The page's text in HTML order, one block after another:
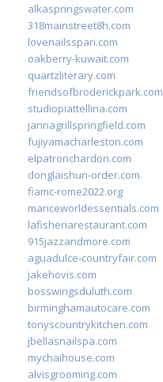
alkaspringswater.com
318mainstreet8h.com
lovenailsspari.com
oakberry-kuwait.com
quartzliterary.com
friendsofbroderickpark.com
studiopiattellina.com
jannagrillspringfield.com
fujiyamacharleston.com
elpatronchardon.com
donglaishun-order.com
fiamc-rome2022.org
mariceworldessentials.com
lafisheriarestaurant.com
915jazzandmore.com
aguadulce-countryfair.com
jakehovis.com
bosswingsduluth.com
birminghamautocare.com
tonyscountrykitchen.com
jbellasnailspa.com
mychaihouse.com
alvisgrooming.com